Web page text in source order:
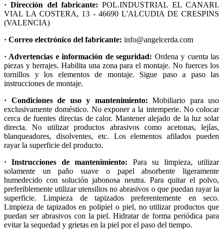
· Dirección del fabricante: POL.INDUSTRIAL EL CANARI.
VIAL LA COSTERA, 13 - 46690 L'ALCUDIA DE CRESPINS
(VALENCIA)
· Correo electrónico del fabricante: info@angelcerda.com
· Advertencias e información de seguridad: Ordena y cuenta las
piezas y herrajes. Habilita una zona para el montaje. No fuerces los
tornillos y los elementos de montaje. Sigue paso a paso las
instrucciones de montaje.
· Condiciones de uso y mantenimiento: Mobiliario para uso
exclusivamente doméstico. No exponer a la intemperie. No colocar
cerca de fuentes directas de calor. Mantener alejado de la luz solar
directa. No utilizar productos abrasivos como acetonas, lejías,
blanqueadores, disolventes, etc. Los elementos afilados pueden
rayar la superficie del producto.
· Instrucciones de mantenimiento: Para su limpieza, utilizar
solamente un paño suave o papel absorbente ligeramente
humedecido con solución jabonosa neutra. Para quitar el polvo,
preferiblemente utilizar utensilios no abrasivos o que puedan rayar la
superficie. Limpieza de tapizados preferentemente en seco.
Limpieza de tapizados en polipiel o piel, no utilizar productos que
puedan ser abrasivos con la piel. Hidratar de forma periódica para
evitar la sequedad y grietas en la piel por el paso del tiempo.